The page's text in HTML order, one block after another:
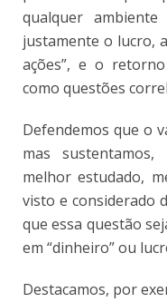
qualquer
justamente o lucro,
ações”, e o
como questões
Defendemos que o
mas
melhor estudado,
visto e considerado
que essa questão
em “dinheiro” ou
Destacamos, por